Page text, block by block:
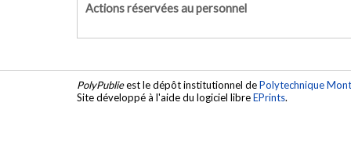
Actions réservées au personnel
PolyPublieest le dépôt institutionnel dePolytechnique
Site développé à l'aide du logiciel libreEPrints.